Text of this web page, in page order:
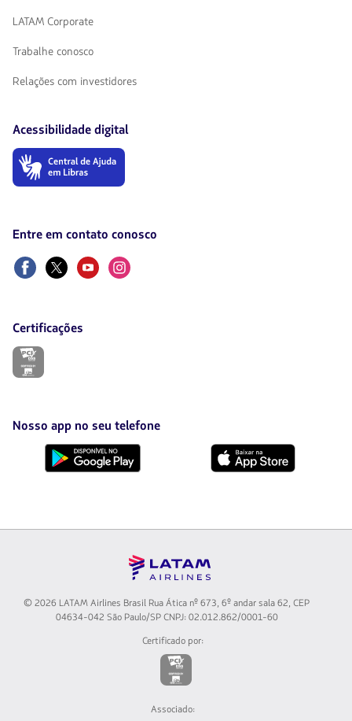
LATAM Corporate
Trabalhe conosco
Relações com investidores
Acessibilidade digital
O
será
nova
aba.
Entre em contato conosco
FacebookTwitterYoutubeInstagram
Certificações
O
uma
nova
aba.
Nosso app no seu telefone
© 2026 LATAM Airlines Brasil Rua Ática nº 673, 6º andar sala 62, CEP
04634-042 São Paulo/SP CNPJ: 02.012.862/0001-60
Certificado por:
O
Associado: